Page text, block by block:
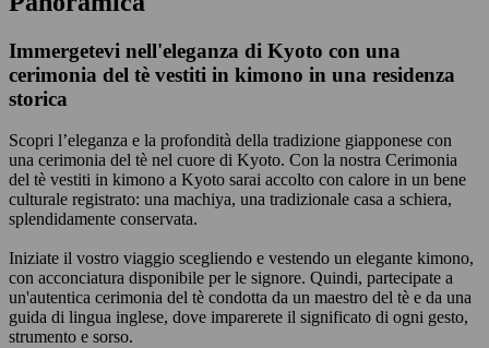
Immergetevi nell'eleganza di Kyoto con una
cerimonia del tè vestiti in kimono in una residenza
storica
Scopri l’eleganza e la profondità della tradizione giapponese con
una cerimonia del tè nel cuore di Kyoto. Con la nostra Cerimonia
del tè vestiti in kimono a Kyoto sarai accolto con calore in un bene
culturale registrato: una machiya, una tradizionale casa a schiera,
splendidamente conservata.
Iniziate il vostro viaggio scegliendo e vestendo un elegante kimono,
con acconciatura disponibile per le signore. Quindi, partecipate a
un'autentica cerimonia del tè condotta da un maestro del tè e da una
guida di lingua inglese, dove imparerete il significato di ogni gesto,
strumento e sorso.